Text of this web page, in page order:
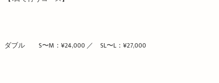
ダブル S〜M：¥24,000 ／ SL〜L：¥27,000